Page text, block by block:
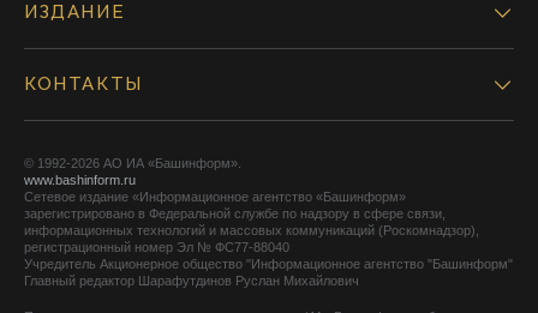
ИЗДАНИЕ
КОНТАКТЫ
© 1992-2026 АО ИА «Башинформ».
www.bashinform.ru
Сетевое издание «Информационное агентство «Башинформ»
зарегистрировано в Федеральной службе по надзору в сфере связи,
информационных технологий и массовых коммуникаций (Роскомнадзор),
регистрационный номер Эл № ФС77-88040
Учредитель Акционерное общество "Информационное агентство "Башинформ"
Главный редактор Шарафутдинов Руслан Михайлович